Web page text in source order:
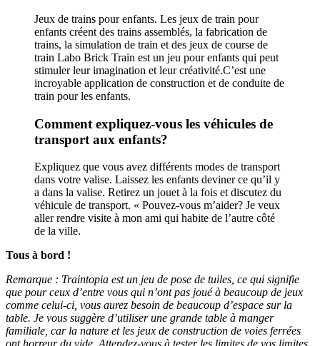
Jeux de trains pour enfants. Les jeux de train pour
enfants créent des trains assemblés, la fabrication de
trains, la simulation de train et des jeux de course de
train Labo Brick Train est un jeu pour enfants qui peut
stimuler leur imagination et leur créativité.C’est une
incroyable application de construction et de conduite de
train pour les enfants.
Comment expliquez-vous les véhicules de
transport aux enfants?
Expliquez que vous avez différents modes de transport
dans votre valise. Laissez les enfants deviner ce qu’il y
a dans la valise. Retirez un jouet à la fois et discutez du
véhicule de transport. « Pouvez-vous m’aider? Je veux
aller rendre visite à mon ami qui habite de l’autre côté
de la ville.
Tous à bord !
Remarque : Traintopia est un jeu de pose de tuiles, ce qui signifie
que pour ceux d’entre vous qui n’ont pas joué à beaucoup de jeux
comme celui-ci, vous aurez besoin de beaucoup d’espace sur la
table. Je vous suggère d’utiliser une grande table à manger
familiale, car la nature et les jeux de construction de voies ferrées